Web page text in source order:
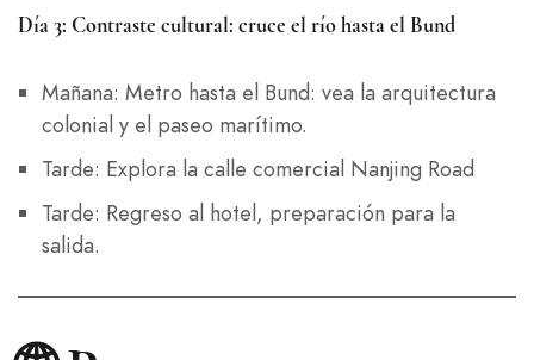
Día 3: Contraste cultural: cruce el río hasta el Bund
Mañana: Metro hasta el Bund: vea la arquitectura
colonial y el paseo marítimo.
Tarde: Explora la calle comercial Nanjing Road
Tarde: Regreso al hotel, preparación para la
salida.
German
French
Russian
Italian